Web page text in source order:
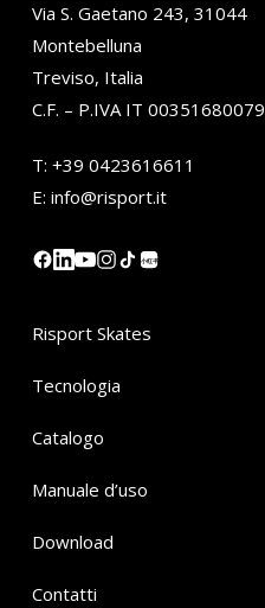
Via S. Gaetano 243, 31044
Montebelluna
Treviso, Italia
C.F. – P.IVA IT 00351680079
T: +39 0423616611
E: info@risport.it
小红书
Risport Skates
Tecnologia
Catalogo
Manuale d’uso
Download
Contatti